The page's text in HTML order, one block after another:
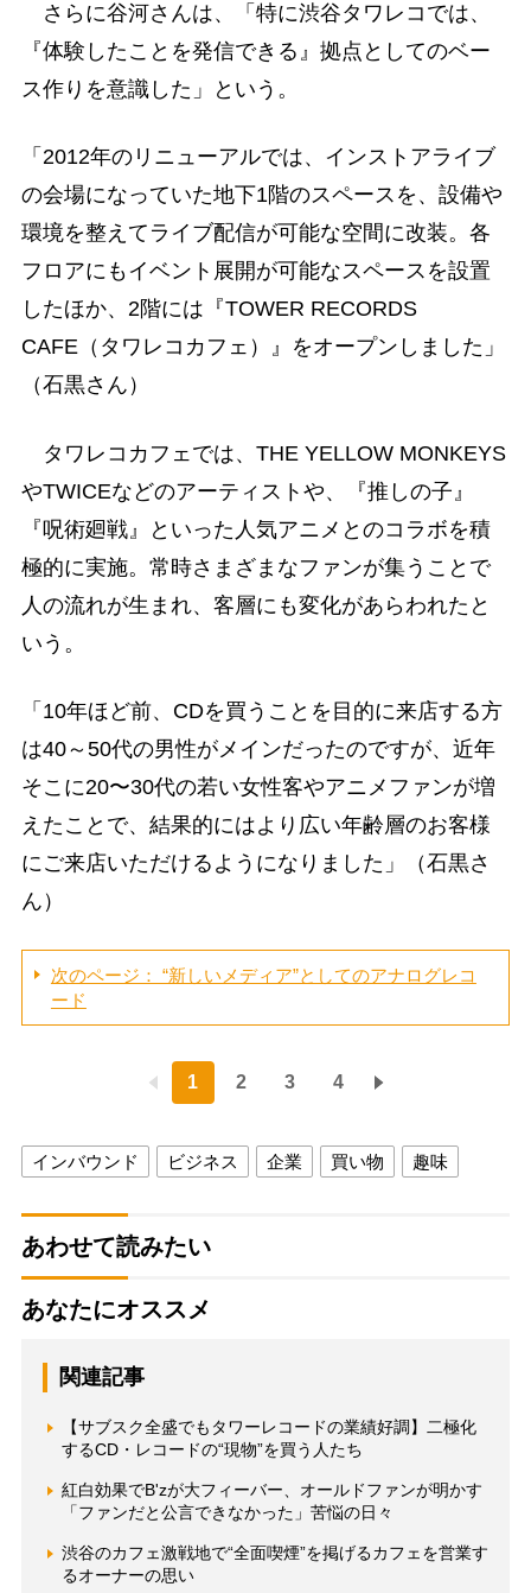
さらに谷河さんは、「特に渋谷タワレコでは、
『体験したことを発信できる』拠点としてのベー
ス作りを意識した」という。
「2012年のリニューアルでは、インストアライブ
の会場になっていた地下1階のスペースを、設備や
環境を整えてライブ配信が可能な空間に改装。各
フロアにもイベント展開が可能なスペースを設置
したほか、2階には『TOWER RECORDS
CAFE（タワレコカフェ）』をオープンしました」
（石黒さん）
タワレコカフェでは、THE YELLOW MONKEYS
やTWICEなどのアーティストや、『推しの子』
『呪術廻戦』といった人気アニメとのコラボを積
極的に実施。常時さまざまなファンが集うことで
人の流れが生まれ、客層にも変化があらわれたと
いう。
「10年ほど前、CDを買うことを目的に来店する方
は40～50代の男性がメインだったのですが、近年
そこに20〜30代の若い女性客やアニメファンが増
えたことで、結果的にはより広い年齢層のお客様
にご来店いただけるようになりました」（石黒さ
ん）
次のページ： “新しいメディア”としてのアナログレコ
ード
1 2 3 4
インバウンド ビジネス 企業 買い物 趣味
あわせて読みたい
あなたにオススメ
関連記事
【サブスク全盛でもタワーレコードの業績好調】二極化
するCD・レコードの“現物”を買う人たち
紅白効果でB'zが大フィーバー、オールドファンが明かす
「ファンだと公言できなかった」苦悩の日々
渋谷のカフェ激戦地で“全面喫煙”を掲げるカフェを営業す
るオーナーの思い